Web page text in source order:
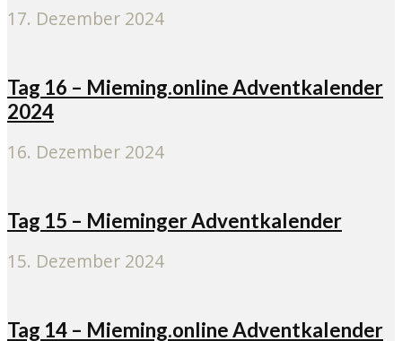
17. Dezember 2024
Tag 16 – Mieming.online Adventkalender
2024
16. Dezember 2024
Tag 15 – Mieminger Adventkalender
15. Dezember 2024
Tag 14 – Mieming.online Adventkalender